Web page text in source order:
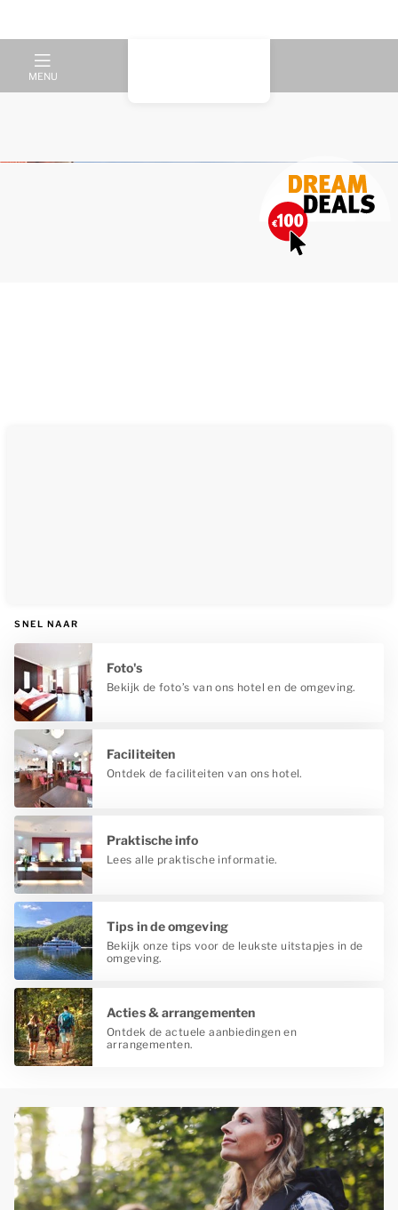
MENU
SNEL NAAR
Foto's
Bekijk de foto’s van ons hotel en de omgeving.
Faciliteiten
Ontdek de faciliteiten van ons hotel.
Praktische info
Lees alle praktische informatie.
Tips in de omgeving
Bekijk onze tips voor de leukste uitstapjes in de
omgeving.
Acties & arrangementen
Ontdek de actuele aanbiedingen en
arrangementen.